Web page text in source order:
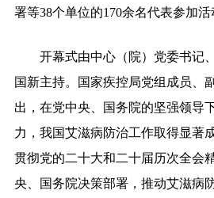
署等38个单位的170余名代表参加活
开幕式由中心（院）党委书记
国新主持。国家疾控局党组成员、
出， 在党中央、国务院的坚强领导
力，我国艾滋病防治工作取得显著
贯彻党的二十大和二十届历次全会
央、国务院决策部署，推动艾滋病